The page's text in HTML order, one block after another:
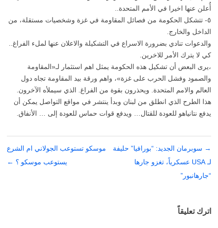
أُعلن عنها اخيرا في الأمم المتحدة..
٥- تتشكل الحكومة من فصائل المقاومة في غزة وشخصيات مستقلة، من
الداخل والخارج.
والدعوات تنادي بضرورة الاسراع في التشكيلة والاعلان عنها لملء الفراغ..
كي لا يترك الأمر للاخرين.
،يرى البعض أن تشكيل هذه الحكومة يمثل اهم استثمار لـ«المقاومة
والصمود وفشل الحرب على غزة»، واهم ورقة بيد المقاومة تجاه دول
العالم والامم المتحدة. ويحذرون بقوة من الفراغ. الذي سيملأه الآخرون.
هذا الطرح الذي انطلق من لبنان وبدأ ينتشر في مواقع التواصل يمكن أن
يدفع نتانياهو للعودة للقتال… ويدفع قوات حماس للعودة إلى … الأنفاق.
تصفّح
المقالات
→ سوبرمان الجديد: “بورافيا” حليفة
لـ USA عسكرياً، تغزو جارها
“جارهانبور”
موسكو تستوعب الجولاني ام الشرع
يستوعب موسكو ؟ ←
اترك تعليقاً